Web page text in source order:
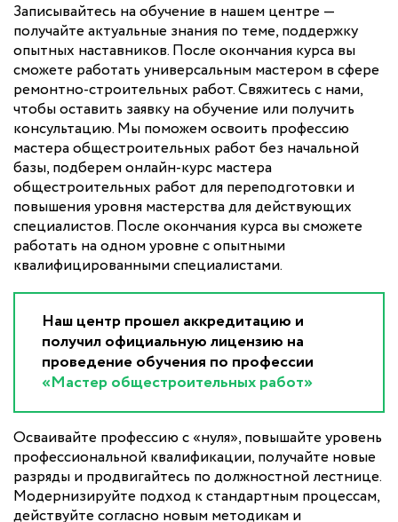
Записывайтесь на обучение в нашем центре —
получайте актуальные знания по теме, поддержку
опытных наставников. После окончания курса вы
сможете работать универсальным мастером в сфере
ремонтно-строительных работ. Свяжитесь с нами,
чтобы оставить заявку на обучение или получить
консультацию. Мы поможем освоить профессию
мастера общестроительных работ без начальной
базы, подберем онлайн-курс мастера
общестроительных работ для переподготовки и
повышения уровня мастерства для действующих
специалистов. После окончания курса вы сможете
работать на одном уровне с опытными
квалифицированными специалистами.
Наш центр прошел аккредитацию и
получил официальную лицензию на
проведение обучения по профессии
«Мастер общестроительных работ»
Осваивайте профессию с «нуля», повышайте уровень
профессиональной квалификации, получайте новые
разряды и продвигайтесь по должностной лестнице.
Модернизируйте подход к стандартным процессам,
действуйте согласно новым методикам и